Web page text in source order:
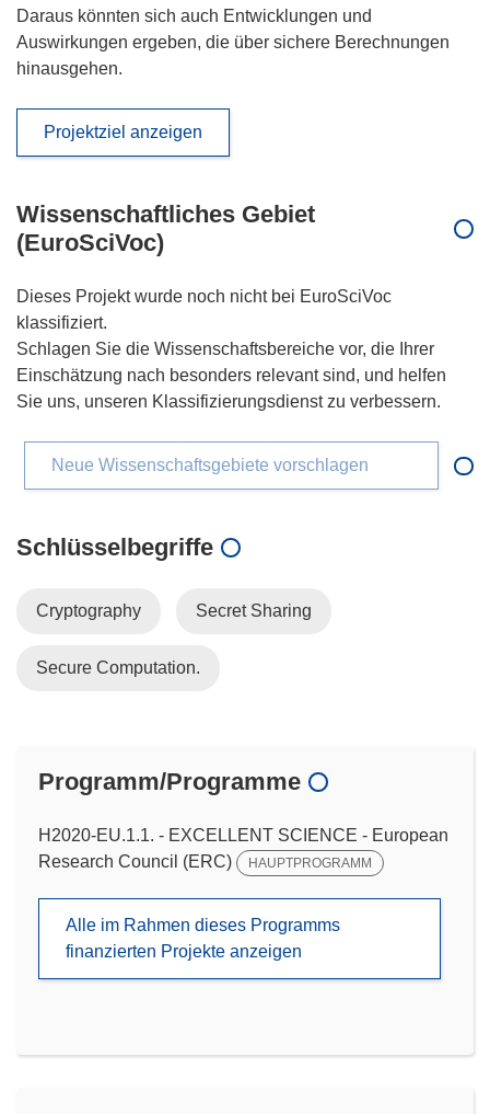
Daraus könnten sich auch Entwicklungen und
Auswirkungen ergeben, die über sichere Berechnungen
hinausgehen.
Projektziel anzeigen
Wissenschaftliches Gebiet
(EuroSciVoc)
Dieses Projekt wurde noch nicht bei EuroSciVoc
klassifiziert.
Schlagen Sie die Wissenschaftsbereiche vor, die Ihrer
Einschätzung nach besonders relevant sind, und helfen
Sie uns, unseren Klassifizierungsdienst zu verbessern.
Neue Wissenschaftsgebiete vorschlagen
Schlüsselbegriffe
Cryptography Secret Sharing
Secure Computation.
Programm/Programme
H2020-EU.1.1. - EXCELLENT SCIENCE - European
Research Council (ERC)
HAUPTPROGRAMM
Alle im Rahmen dieses Programms
finanzierten Projekte anzeigen